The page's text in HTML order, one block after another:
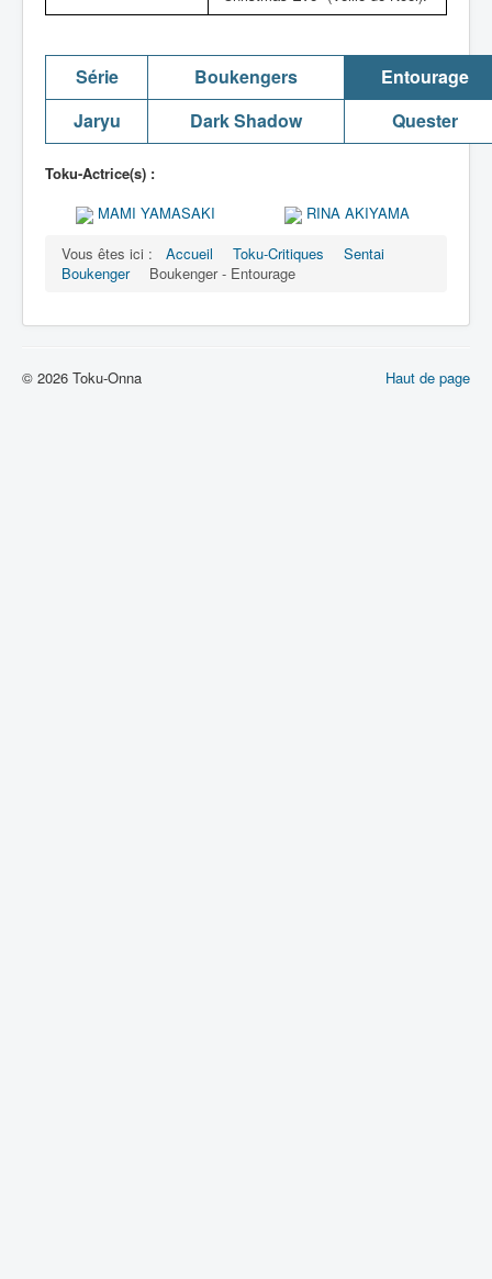
Série Boukengers
Entourage
Jaryu
Dark Shadow Quester
Toku-Actrice(s) :
MAMI YAMASAKI
RINA AKIYAMA
Vous êtes ici :
Accueil Toku-Critiques
Sentai
Boukenger
Boukenger - Entourage
Haut de page
© 2026 Toku-Onna